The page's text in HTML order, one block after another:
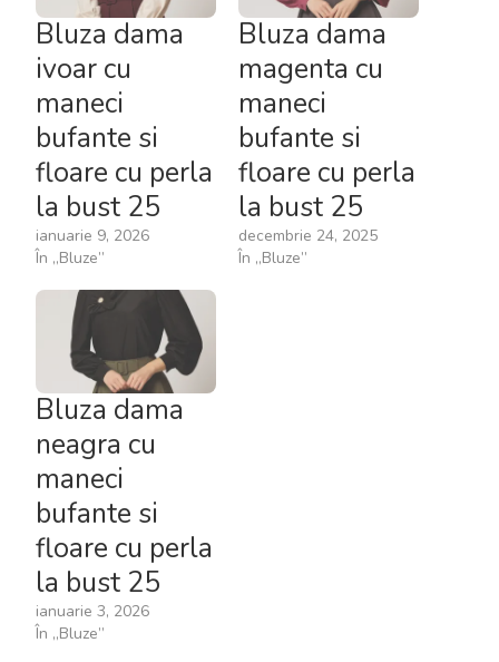
Bluza dama
ivoar cu
maneci
bufante si
floare cu perla
la bust 25
ianuarie 9, 2026
În „Bluze”
Bluza dama
magenta cu
maneci
bufante si
floare cu perla
la bust 25
decembrie 24, 2025
În „Bluze”
Bluza dama
neagra cu
maneci
bufante si
floare cu perla
la bust 25
ianuarie 3, 2026
În „Bluze”